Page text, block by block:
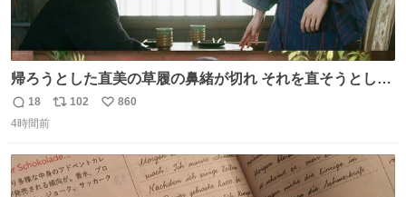
帰ろうとした直美の草履の鼻緒が切れ それを直そうとした
小川がさらに壊し…… 結果、直美をおんぶして送ることに
なりました。 👇鼻緒はいつも恋のキューピッド？
薫る 上坂樹里 甲斐翔真
返
信
18
リ
ト
数
102
い
数
860
4時間前